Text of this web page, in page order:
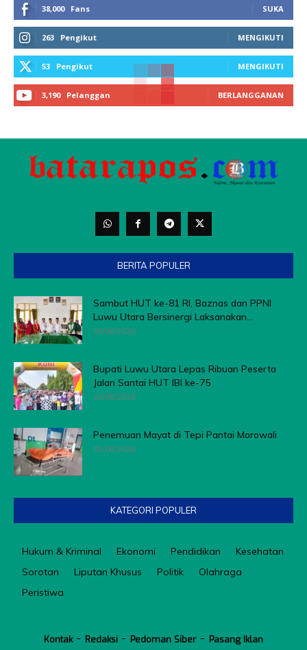
38,000 Fans SUKA
263 Pengikut MENGIKUTI
53 Pengikut MENGIKUTI
3,190 Pelanggan BERLANGGANAN
BERITA POPULER
Sambut HUT ke-81 RI, Baznas dan PPNI
Luwu Utara Bersinergi Laksanakan...
04/08/2026
Bupati Luwu Utara Lepas Ribuan Peserta
Jalan Santai HUT IBI ke-75
02/08/2026
Penemuan Mayat di Tepi Pantai Morowali
05/08/2026
KATEGORI POPULER
Hukum & Kriminal Ekonomi Pendidikan
Kesehatan
Sorotan
Liputan Khusus Politik
Olahraga
Peristiwa
Kontak Redaksi Pedoman Siber Pasang Iklan